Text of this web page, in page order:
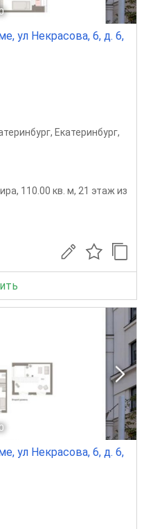
ул Некрасова, 6, д. 6,
, Екатеринбург,
110.00 кв. м, 21 этаж из
ул Некрасова, 6, д. 6,